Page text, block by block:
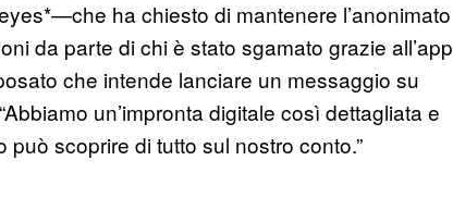
ha chiesto di mantenere l’anonimato
da parte di chi è stato sgamato grazie all’app
che intende lanciare un messaggio su
un’impronta digitale così dettagliata e
scoprire di tutto sul nostro conto.”